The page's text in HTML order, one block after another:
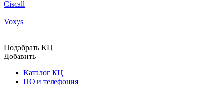
Ciscall
Voxys
Подобрать КЦ
Добавить
Каталог КЦ
ПО и телефония